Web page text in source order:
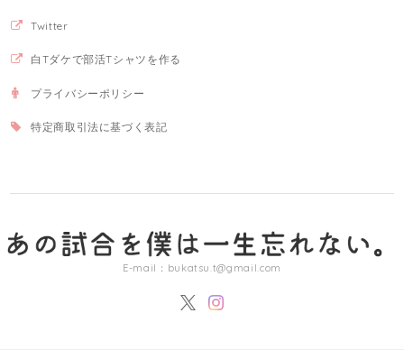
Twitter
白Tダケで部活Tシャツを作る
プライバシーポリシー
特定商取引法に基づく表記
E-mail： bukatsu.t@gmail.com